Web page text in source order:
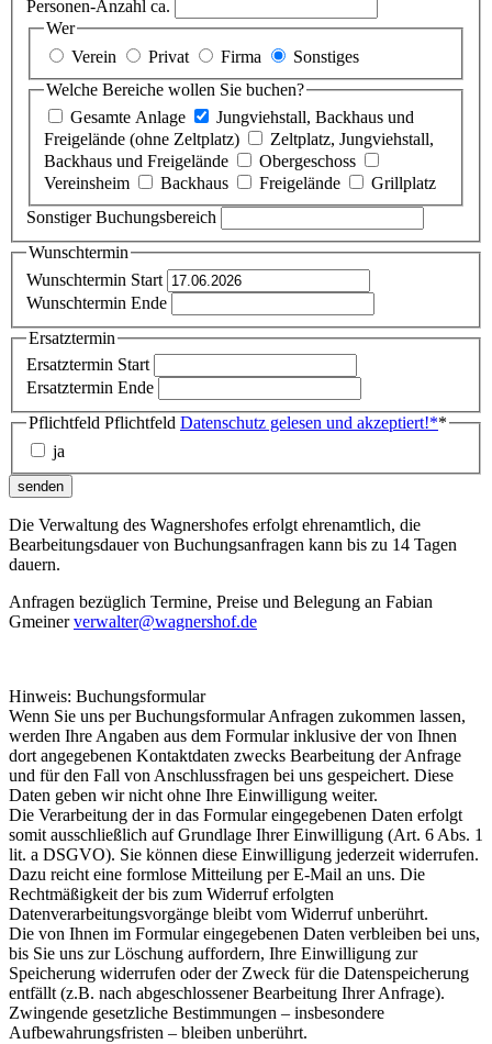
Personen-Anzahl ca.
Wer
Verein
Privat Firma
Sonstiges
Welche Bereiche wollen Sie buchen?
Gesamte Anlage
Jungviehstall, Backhaus und
Freigelände (ohne Zeltplatz)
Zeltplatz, Jungviehstall,
Backhaus und Freigelände
Obergeschoss
Vereinsheim
Backhaus Freigelände
Grillplatz
Sonstiger Buchungsbereich
Wunschtermin
Wunschtermin Start
Wunschtermin Ende
Ersatztermin
Ersatztermin Start
Ersatztermin Ende
Pflichtfeld Pflichtfeld Datenschutz gelesen und akzeptiert!**
ja
senden
Die Verwaltung des Wagnershofes erfolgt ehrenamtlich, die
Bearbeitungsdauer von Buchungsanfragen kann bis zu 14 Tagen
dauern.
Anfragen bezüglich Termine, Preise und Belegung an Fabian
Gmeinerverwalter@wagnershof.de
Hinweis: Buchungsformular
Wenn Sie uns per Buchungsformular Anfragen zukommen lassen,
werden Ihre Angaben aus dem Formular inklusive der von Ihnen
dort angegebenen Kontaktdaten zwecks Bearbeitung der Anfrage
und für den Fall von Anschlussfragen bei uns gespeichert. Diese
Daten geben wir nicht ohne Ihre Einwilligung weiter.
Die Verarbeitung der in das Formular eingegebenen Daten erfolgt
somit ausschließlich auf Grundlage Ihrer Einwilligung (Art. 6 Abs. 1
lit. a DSGVO). Sie können diese Einwilligung jederzeit widerrufen.
Dazu reicht eine formlose Mitteilung per E-Mail an uns. Die
Rechtmäßigkeit der bis zum Widerruf erfolgten
Datenverarbeitungsvorgänge bleibt vom Widerruf unberührt.
Die von Ihnen im Formular eingegebenen Daten verbleiben bei uns,
bis Sie uns zur Löschung auffordern, Ihre Einwilligung zur
Speicherung widerrufen oder der Zweck für die Datenspeicherung
entfällt (z.B. nach abgeschlossener Bearbeitung Ihrer Anfrage).
Zwingende gesetzliche Bestimmungen – insbesondere
Aufbewahrungsfristen – bleiben unberührt.